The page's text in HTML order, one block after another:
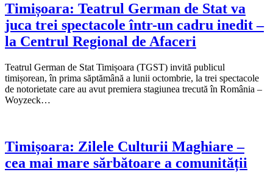
Timișoara: Teatrul German de Stat va
juca trei spectacole într-un cadru inedit –
la Centrul Regional de Afaceri
Teatrul German de Stat Timișoara (TGST) invită publicul
timișorean, în prima săptămână a lunii octombrie, la trei spectacole
de notorietate care au avut premiera stagiunea trecută în România –
Woyzeck…
Timișoara: Zilele Culturii Maghiare –
cea mai mare sărbătoare a comunității